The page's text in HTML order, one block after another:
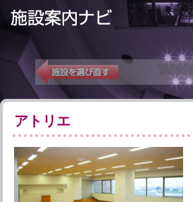
アトリエ